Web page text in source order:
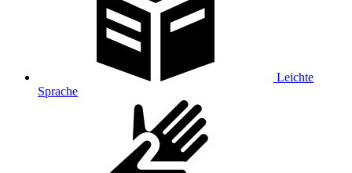
Leichte
Sprache